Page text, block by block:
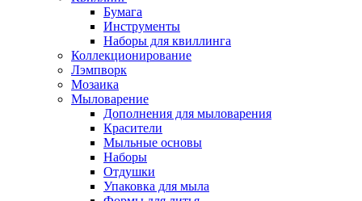
Бумага
Инструменты
Наборы для квиллинга
Коллекционирование
Лэмпворк
Мозаика
Мыловарение
Дополнения для мыловарения
Красители
Мыльные основы
Наборы
Отдушки
Упаковка для мыла